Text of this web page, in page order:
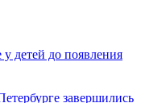
детей до появления
завершились